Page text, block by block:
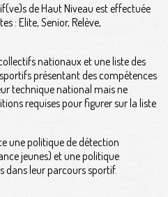
de Haut Niveau est effectuée
: Elite, Senior, Relève,
nationaux et une liste des
présentant des compétences
technique national mais ne
requises pour figurer sur la liste
une politique de détection
jeunes) et une politique
leur parcours sportif.